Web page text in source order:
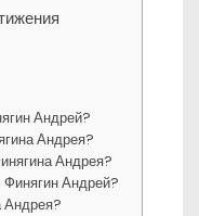
Андрей?
Андрея?
Андрея?
Финягин Андрей?
Андрея?